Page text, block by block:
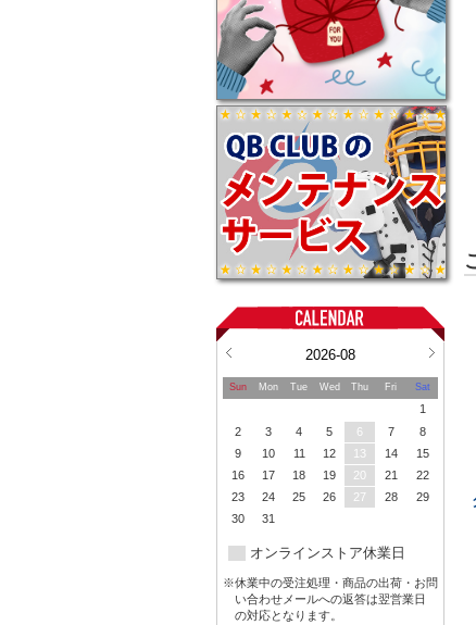
2026-08
Sun Mon Tue Wed Thu Fri Sat
1
2
3 4 5 6 7
8
9
10 11 12 13 14
15
16
17 18 19 20 21
22
23
24 25 26 27 28
29
30
31
オンラインストア休業日
※休業中の受注処理・商品の出荷・お問
い合わせメールへの返答は翌営業日
の対応となります。